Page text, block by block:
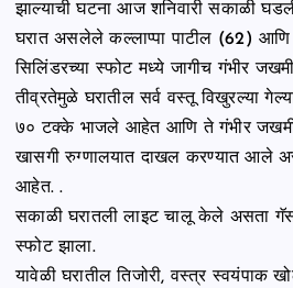
झाल्याची घटना आज शनिवारी सकाळी
घरात असलेले कल्लाप्पा पाटील (62)
सिलिंडरच्या स्फोट मध्ये जागीच गंभीर
तीव्रतेमुळे घरातील सर्व वस्तू विखुरल्या
७० टक्के भाजले आहेत आणि ते गंभीर
खासगी रुग्णालयात दाखल करण्यात आले
आहेत. .
सकाळी घरातली लाइट चालू केले असता
स्फोट झाला.
यावेळी घरातील तिजोरी, वस्त्र स्वयंपाक